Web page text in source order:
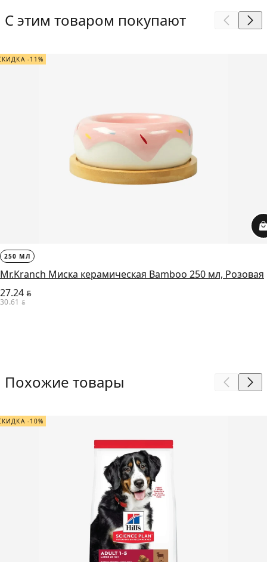
С этим товаром покупают
-11%
250 МЛ
Mr.Kranch Миска керамическая Bamboo 250 мл, Розовая
27.24 BYN
30.61 BYN
Похожие товары
-10%